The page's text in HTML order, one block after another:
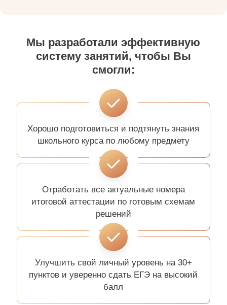
Мы разработали эффективную
систему занятий, чтобы Вы
смогли:
Хорошо подготовиться и подтянуть знания
школьного курса по любому предмету
Отработать все актуальные номера
итоговой аттестации по готовым схемам
решений
Улучшить свой личный уровень на 30+
пунктов и уверенно сдать ЕГЭ на высокий
балл